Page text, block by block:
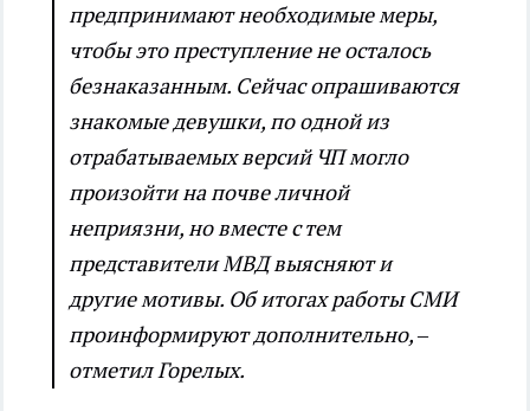
предпринимают необходимые меры,
чтобы это преступление не осталось
безнаказанным. Сейчас опрашиваются
знакомые девушки, по одной из
отрабатываемых версий ЧП могло
произойти на почве личной
неприязни, но вместе с тем
представители МВД выясняют и
другие мотивы. Об итогах работы СМИ
проинформируют дополнительно, –
отметил Горелых.